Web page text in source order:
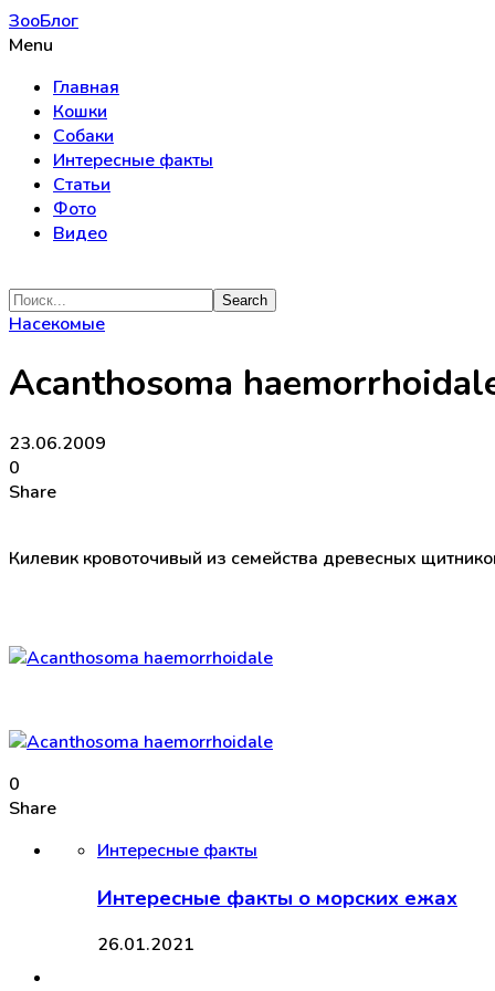
ЗооБлог
Menu
Главная
Кошки
Собаки
Интересные факты
Статьи
Фото
Видео
Насекомые
Acanthosoma
23.06.2009
0
Share
Килевик кровоточивый из семейства древесных
0
Share
Интересные факты
Интересные факты о морских ежах
26.01.2021